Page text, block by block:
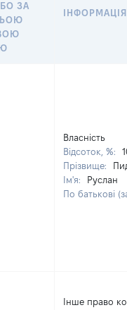
ЗА
Власність
Відсоток, %:
Прізвище:
Ім'я:
Руслан
По батькові
Інше право